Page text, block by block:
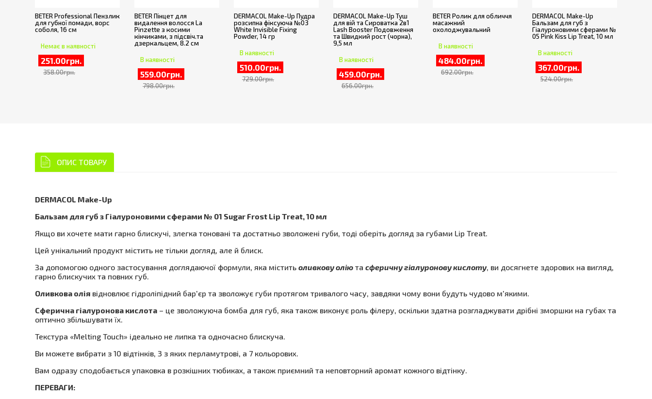
BETER Professional Пензлик
для губної помади, ворс
соболя, 16 см
Немає в наявності
251.00грн.
358.00грн.
BETER Пінцет для
видалення волосся La
Pinzette з косими
кінчиками, з підсвіч.та
дзеркальцем, 8.2 см
В наявності
559.00грн.
798.00грн.
DERMACOL Make-Up Пудра
розсипна фіксуюча №03
White Invisible Fixing
Powder, 14 гр
В наявності
510.00грн.
729.00грн.
DERMACOL Make-Up Туш
для вій та Сироватка 2в1
Lash Booster Подовження
та Швидкий рост (чорна),
9,5 мл
В наявності
459.00грн.
656.00грн.
BETER Ролик для обличчя
масажний
охолоджувальний
В наявності
484.00грн.
692.00грн.
DERMACOL Make-Up
Бальзам для губ з
Гіалуроновими сферами №
05 Pink Kiss Lip Treat, 10 мл
В наявності
367.00грн.
524.00грн.
ОПИС ТОВАРУ
DERMACOL Make-Up
Бальзам для губ з Гіалуроновими сферами № 01 Sugar Frost Lip Treat, 10 мл
Якщо ви хочете мати гарно блискучі, злегка тоновані та достатньо зволожені губи, тоді оберіть догляд за губами Lip Treat.
Цей унікальний продукт містить не тільки догляд, але й блиск.
За допомогою одного застосування доглядаючої формули, яка містить оливкову олію та сферичну гіалуронову кислоту, ви досягнете здорових на вигляд,
гарно блискучих та повних губ.
Оливкова олія відновлює гідроліпідний бар'єр та зволожує губи протягом тривалого часу, завдяки чому вони будуть чудово м'якими.
Сферична гіалуронова кислота – це зволожуюча бомба для губ, яка також виконує роль філеру, оскільки здатна розгладжувати дрібні зморшки на губах та
оптично збільшувати їх.
Текстура «Melting Touch» ідеально не липка та одночасно блискуча.
Ви можете вибрати з 10 відтінків, 3 з яких перламутрові, а 7 кольорових.
Вам одразу сподобається упаковка в розкішних тюбиках, а також приємний та неповторний аромат кожного відтінку.
ПЕРЕВАГИ: